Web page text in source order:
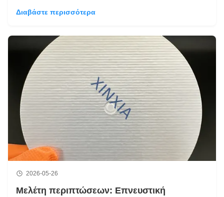
επιτρέποντας παράλληλα την ελεγχόμενη απελευθέρωση
Διαβάστε περισσότερα
2026-05-26
Μελέτη περιπτώσεων: Επνευστική